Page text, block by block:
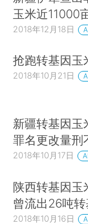
玉米近11000
2018年12月18日
抢跑转基因玉
2018年10月21日
新疆转基因玉
罪名更改量刑
2018年10月17日
陕西转基因玉
曾流出26吨
2018年10月16日